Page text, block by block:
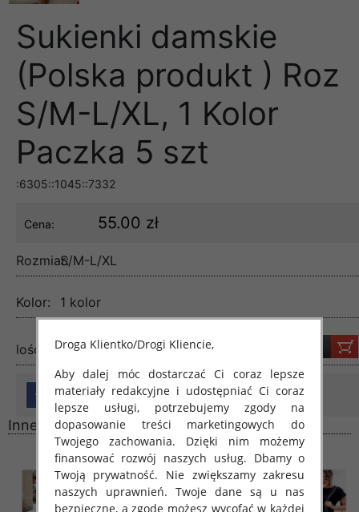
Sukienki damskie
(Polska produkt ) Roz
S/M-L/XL, 1 Kolor
Paczka 5 szt
:6305::1045::7332
Cena: 55.00 zł
Rozmiar:S/M-L/XL
Kolor: 1 kolor
lość:
Inne produkty
Droga Klientko/Drogi Kliencie,
Aby dalej móc dostarczać Ci coraz lepsze
materiały redakcyjne i udostępniać Ci coraz
lepsze usługi, potrzebujemy zgody na
dopasowanie treści marketingowych do
Twojego zachowania. Dzięki nim możemy
finansować rozwój naszych usług. Dbamy o
Twoją prywatność. Nie zwiększamy zakresu
naszych uprawnień. Twoje dane są u nas
bezpieczne, a zgodę możesz wycofać w każdej